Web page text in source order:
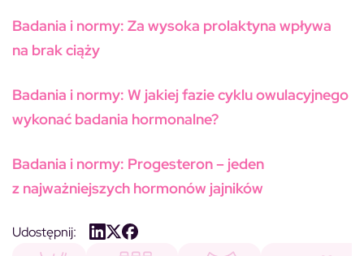
Badania i normy: Za wysoka prolaktyna wpływa
na brak ciąży
Badania i normy: W jakiej fazie cyklu owulacyjnego
wykonać badania hormonalne?
Badania i normy: Progesteron – jeden
z najważniejszych hormonów jajników
Udostępnij: